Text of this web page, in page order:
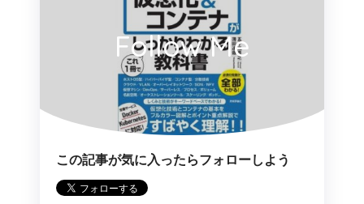
Follow Me
この記事が気に入ったらフォローしよう